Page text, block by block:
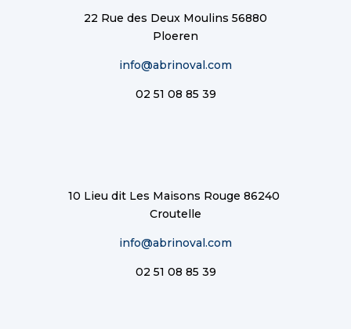
22 Rue des Deux Moulins 56880
Ploeren
info@abrinoval.com
02 51 08 85 39
10 Lieu dit Les Maisons Rouge 86240
Croutelle
info@abrinoval.com
02 51 08 85 39